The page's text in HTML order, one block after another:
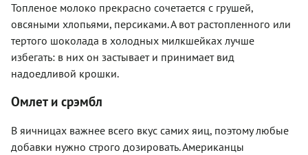
Топленое молоко прекрасно сочетается с грушей,
овсяными хлопьями, персиками. А вот растопленного или
тертого шоколада в холодных милкшейках лучше
избегать: в них он застывает и принимает вид
надоедливой крошки.
Омлет и срэмбл
В яичницах важнее всего вкус самих яиц, поэтому любые
добавки нужно строго дозировать. Американцы